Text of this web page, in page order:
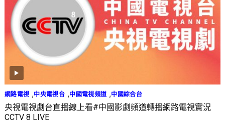
網路電視 ,中央電視台 ,中國電視頻道 ,中國綜合台
央視電視劇台直播線上看#中國影劇頻道轉播網路電視實況
CCTV 8 LIVE